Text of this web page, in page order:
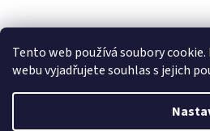
Tento web používá soubory
webu vyjadřujete souhlas s jejich